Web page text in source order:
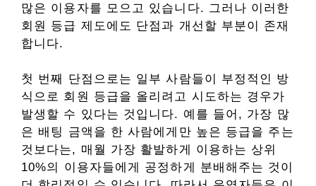
많은 이용자를 모으고 있습니다. 그러나 이러한
회원 등급 제도에도 단점과 개선할 부분이 존재
합니다.
첫 번째 단점으로는 일부 사람들이 부정적인 방
식으로 회원 등급을 올리려고 시도하는 경우가
발생할 수 있다는 것입니다. 예를 들어, 가장 많
은 배팅 금액을 한 사람에게만 높은 등급을 주는
것보다는, 매월 가장 활발하게 이용하는 상위
10%의 이용자들에게 공정하게 분배해주는 것이